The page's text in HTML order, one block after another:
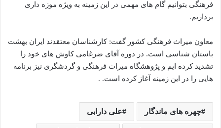
فرهنگی بتوانیم گام های مهمی در این زمینه به ویژه موزه داری
برداریم.
معاون میراث فرهنگی کشور گفت: کارشناسان معتقدند ایران بهشت
​​باستان شناسی است. در دوره آقای ضرغامی کاوش های خود را
تشدید کرده ایم و پژوهشگاه میراث فرهنگی و گردشگری نیز برنامه
هایی را در این زمینه آغاز کرده است. .
چهره های ماندگار علی دارابی